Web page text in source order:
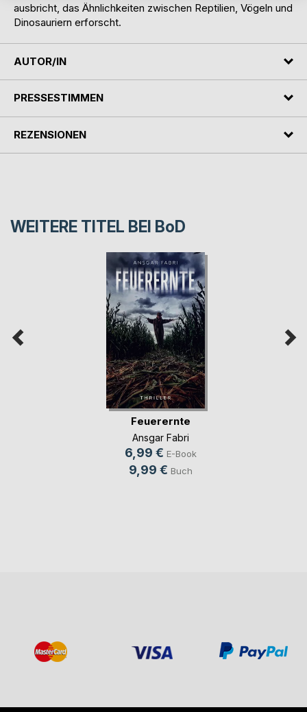
ausbricht, das Ähnlichkeiten zwischen Reptilien, Vögeln und
Dinosauriern erforscht.
AUTOR/IN
PRESSESTIMMEN
REZENSIONEN
WEITERE TITEL BEI BoD
Feuerernte
Ansgar Fabri
6,99 € E-Book
9,99 € Buch